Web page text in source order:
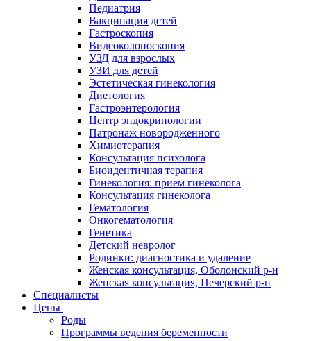
Педиатрия
Вакцинация детей
Гастроскопия
Видеоколоноскопия
УЗД для взрослых
УЗИ для детей
Эстетическая гинекология
Диетология
Гастроэнтерология
Центр эндокринологии
Патронаж новородженного
Химиотерапия
Консультация психолога
Биоидентичная терапия
Гинекология: прием гинеколога
Консультация гинеколога
Гематология
Онкогематология
Генетика
Детский невролог
Родинки: диагностика и удаление
Женская консультация, Оболонский р-н
Женская консультация, Печерский р-н
Специалисты
Цены
Роды
Программы ведения беременности